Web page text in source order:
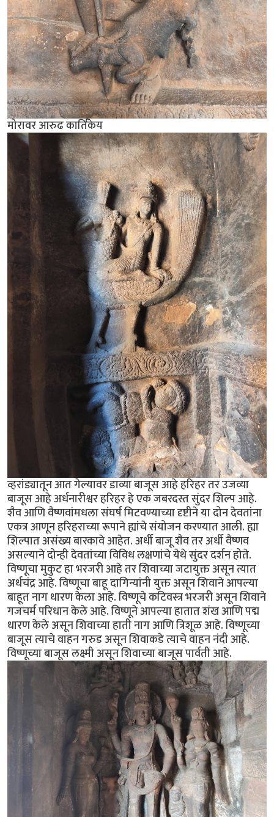
मोरावर आरुढ कार्तिकेय
व्हरांड्यातून आत गेल्यावर डाव्या बाजूस आहे हरिहर तर उजव्या
बाजूस आहे अर्धनारीश्वर हरिहर हे एक जबरदस्त सुंदर शिल्प आहे.
शैव आणि वैष्णवांमधला संघर्ष मिटवण्याच्या दृष्टीने या दोन देवतांना
एकत्र आणून हरिहराच्या रूपाने ह्यांचे संयोजन करण्यात आली. ह्या
शिल्पात असंख्य बारकावे आहेत. अर्धी बाजू शैव तर अर्धी वैष्णव
असल्याने दोन्ही देवतांच्या विविध लक्षणांचे येथे सुंदर दर्शन होते.
विष्णूचा मुकुट हा भरजरी आहे तर शिवाच्या जटायुक्त असून त्यात
अर्धचंद्र आहे. विष्णूचा बाहू दागिन्यांनी युक्त असून शिवाने आपल्या
बाहूत नाग धारण केला आहे. विष्णूचे कटिवस्त्र भरजरी असून शिवाने
गजचर्म परिधान केले आहे. विष्णूने आपल्या हातात शंख आणि पद्म
धारण केले असून शिवाच्या हाती नाग आणि त्रिशूळ आहे. विष्णूच्या
बाजूस त्याचे वाहन गरुड असून शिवाकडे त्याचे वाहन नंदी आहे.
विष्णूच्या बाजूस लक्ष्मी असून शिवाच्या बाजूस पार्वती आहे.